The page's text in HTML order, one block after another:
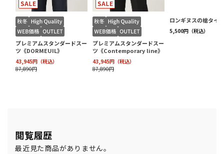
閲覧履歴
最近見た商品がありません。